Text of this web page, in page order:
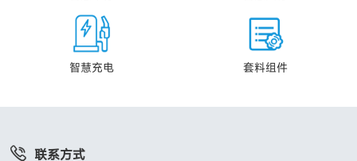
智慧充电 套料组件
联系方式